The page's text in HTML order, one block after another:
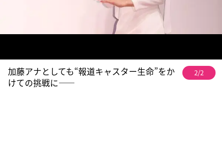
加藤アナとしても“報道キャスター生命”をか
けての挑戦に――
2/2